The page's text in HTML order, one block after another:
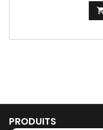
PRODUITS